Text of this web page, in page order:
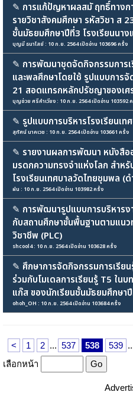
✎ การแก้ป้ญหาผลสมั ฤทธิ์ทางก
รายวิชาสังคมศึกษา รหัสวิชา ส
ชั้นมัธยมศึกษาปีที่3 โรงเรียนนาง
บุญมี ธนาไสย์ : 10 ก.ย. 2564 เปิดอ่าน 103696 ครั้ง
✎ การพัฒนาชุดจัดกิจกรรมการเ
และพลศึกษาโดยใช้ รูปแบบการ
21 สอดแทรกหลักปรัชญาของเศ
บุญช่วย ศรีคำเวียง : 10 ก.ย. 2564 เปิดอ่าน 103592
✎ รูปแบบการบริหารโรงเรียนเ
สุทัศน์ นาคเวช : 10 ก.ย. 2564 เปิดอ่าน 103661 ครั้ง
✎ รายงานผลการพัฒนา หนังสือ
มรดกความทรงจำแห่งโลก สำห
โรงเรียนเทศบาลวัดไทยชุมพล (ด
ฝน : 10 ก.ย. 2564 เปิดอ่าน 103982 ครั้ง
✎ การพัฒนารูปแบบการบริหาร
กับสถานศึกษาขั้นพื้นฐานตามแนว
วิชาชีพ (PLC)
shcool4 : 10 ก.ย. 2564 เปิดอ่าน 103628 ครั้ง
✎ ศึกษาการจัดกิจกรรมการเรีย
ร่วมกับโมเดลการเรียนรู้ T5 ใน
แก๊ส ของนักเรียนชั้นมัธยมศึกษา
ohoh_OH : 10 ก.ย. 2564 เปิดอ่าน 103684 ครั้ง
< 1 2 ... 537 538 539
เลือกหน้า